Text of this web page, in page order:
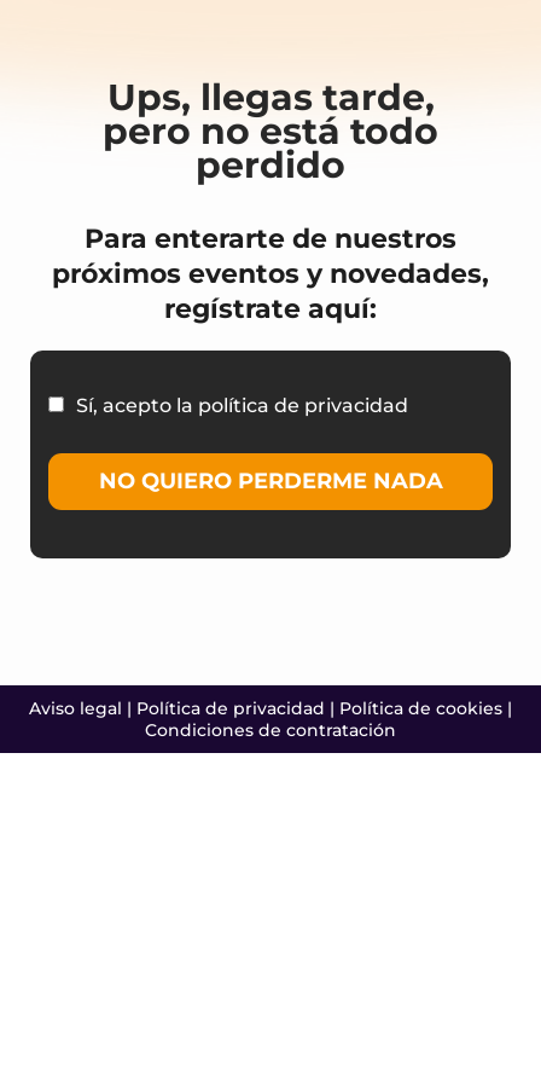
Ups, llegas tarde,
pero no está todo
perdido
Para enterarte de nuestros
próximos eventos y novedades,
regístrate aquí:
Sí, acepto la política de privacidad
NO QUIERO PERDERME NADA
Aviso legal | Política de privacidad | Política de cookies |
Condiciones de contratación